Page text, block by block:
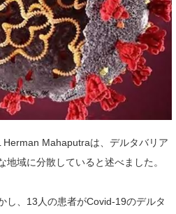
Mahaputraは、デルタバリア
域に分散していると述べました。
し、13人の患者がCovid-19のデルタ